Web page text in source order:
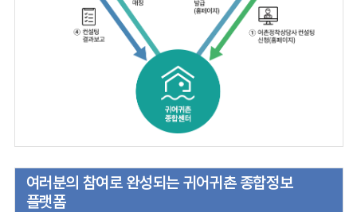
여러분의 참여로 완성되는 귀어귀촌 종합정보
플랫폼